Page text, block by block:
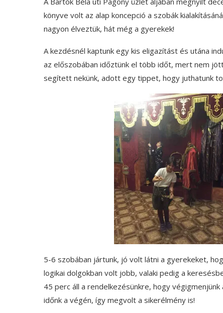
könyve volt az alap koncepció a szobák
nagyon élveztük, hát még a gyerekek!
A kezdésnél kaptunk egy kis eligazítást és utána
az előszobában időztünk el több időt, mert nem
segített nekünk, adott egy tippet, hogy juthatunk
5-6 szobában jártunk, jó volt látni a gyerekeket,
logikai dolgokban volt jobb, valaki pedig a
45 perc áll a rendelkezésünkre, hogy
időnk a végén, így megvolt a sikerélmény is!